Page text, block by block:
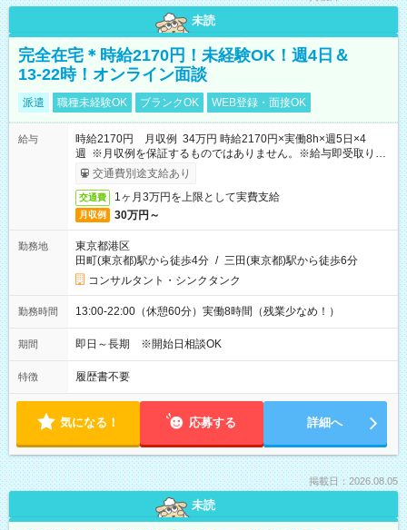
未読
完全在宅＊時給2170円！未経験OK！週4日＆
13-22時！オンライン面談
派遣 職種未経験OK ブランクOK WEB登録・面接OK
給与
時給2170円 月収例 34万円 時給2170円×実働8h×週5日×4
週 ※月収例を保証するものではありません。※給与即受取りサ
ービス利用可（利用条件有）
交通費別途支給あり
交通費 1ヶ月3万円を上限として実費支給
月収例 30万円～
勤務地
東京都港区
田町(東京都)駅から徒歩4分 / 三田(東京都)駅から徒歩6分
コンサルタント・シンクタンク
勤務時間 13:00-22:00（休憩60分）実働8時間（残業少なめ！）
期間 即日～長期 ※開始日相談OK
特徴 履歴書不要
気になる！ 応募する 詳細へ
掲載日：2026.08.05
未読